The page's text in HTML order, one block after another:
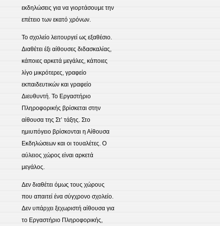
εκδηλώσεις για να γιορτάσουμε την
επέτειο των εκατό χρόνων.
Το σχολείο λειτουργεί ως εξαθέσιο.
Διαθέτει έξι αίθουσες διδασκαλίας,
κάποιες αρκετά μεγάλες, κάποιες
λίγο μικρότερες, γραφείο
εκπαιδευτικών και γραφείο
Διευθυντή. Το Εργαστήριο
Πληροφορικής βρίσκεται στην
αίθουσα της Στ’ τάξης. Στο
ημιυπόγειο βρίσκονται η Αίθουσα
Εκδηλώσεων και οι τουαλέτες. Ο
αύλειος χώρος είναι αρκετά
μεγάλος.
Δεν διαθέτει όμως τους χώρους
που απαιτεί ένα σύγχρονο σχολείο.
Δεν υπάρχει ξεχωριστή αίθουσα για
το Εργαστήριο Πληροφορικής,